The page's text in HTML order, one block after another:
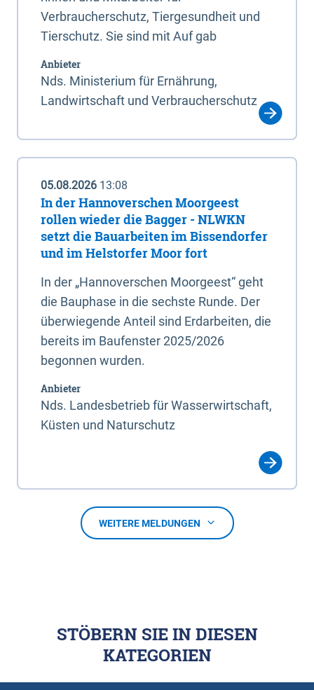
Verbraucherschutz, Tiergesundheit und
Tierschutz. Sie sind mit Auf gab
Anbieter
Nds. Ministerium für Ernährung,
Landwirtschaft und Verbraucherschutz
05.08.2026 13:08
In der Hannoverschen Moorgeest
rollen wieder die Bagger - NLWKN
setzt die Bauarbeiten im Bissendorfer
und im Helstorfer Moor fort
In der „Hannoverschen Moorgeest“ geht
die Bauphase in die sechste Runde. Der
überwiegende Anteil sind Erdarbeiten, die
bereits im Baufenster 2025/2026
begonnen wurden.
Anbieter
Nds. Landesbetrieb für Wasserwirtschaft,
Küsten und Naturschutz
WEITERE MELDUNGEN
STÖBERN SIE IN DIESEN
KATEGORIEN